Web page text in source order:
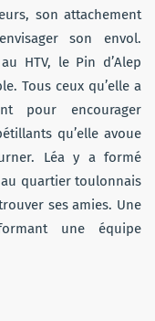
son attachement
son envol.
HTV, le Pin d’Alep
Tous ceux qu’elle a
pour encourager
qu’elle avoue
Léa y a formé
au quartier toulonnais
ses amies. Une
une équipe
le futur »